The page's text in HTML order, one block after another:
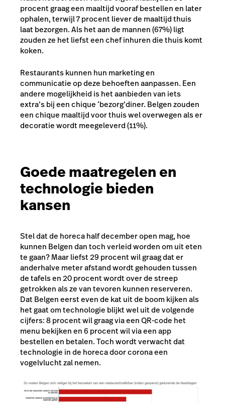
procent graag een maaltijd vooraf bestellen en later
ophalen, terwijl 7 procent liever de maaltijd thuis
laat bezorgen. Als het aan de mannen (67%) ligt
zouden ze het liefst een chef inhuren die thuis komt
koken.
Restaurants kunnen hun marketing en
communicatie op deze behoeften aanpassen. Een
andere mogelijkheid is het aanbieden van iets
extra’s bij een chique ‘bezorg’diner. Belgen zouden
een chique maaltijd voor thuis wel overwegen als er
decoratie wordt meegeleverd (11%).
Goede maatregelen en
technologie bieden
kansen
Stel dat de horeca half december open mag, hoe
kunnen Belgen dan toch verleid worden om uit eten
te gaan? Maar liefst 29 procent wil graag dat er
anderhalve meter afstand wordt gehouden tussen
de tafels en 20 procent wordt over de streep
getrokken als ze van tevoren kunnen reserveren.
Dat Belgen eerst even de kat uit de boom kijken als
het gaat om technologie blijkt wel uit de volgende
cijfers: 8 procent wil graag via een QR-code het
menu bekijken en 6 procent wil via een app
bestellen en betalen. Toch wordt verwacht dat
technologie in de horeca door corona een
vogelvlucht zal nemen.